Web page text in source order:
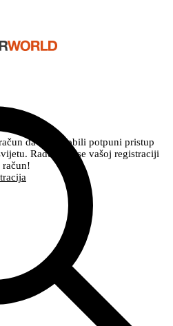
da biste dobili potpuni pristup
Radujemo se vašoj registraciji
račun!